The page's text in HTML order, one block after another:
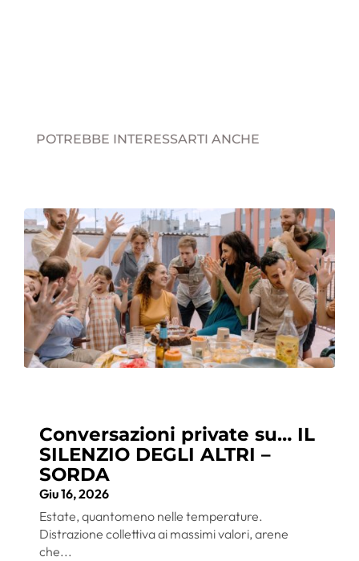
POTREBBE INTERESSARTI ANCHE
Conversazioni private su… IL
SILENZIO DEGLI ALTRI –
SORDA
Giu 16, 2026
Estate, quantomeno nelle temperature.
Distrazione collettiva ai massimi valori, arene
che...